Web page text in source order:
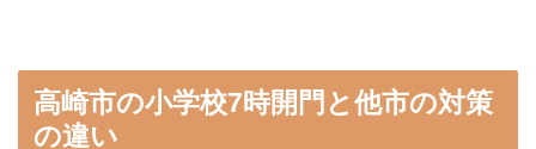
高崎市の小学校7時開門と他市の対策
の違い